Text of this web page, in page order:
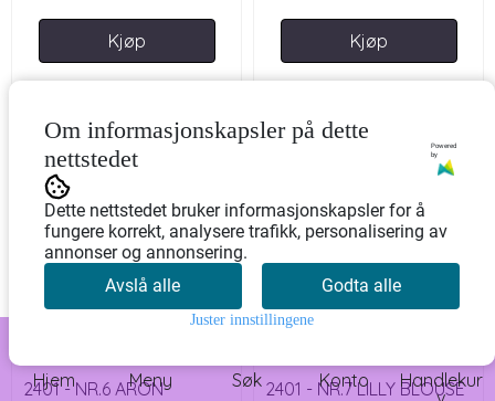
Hjem Meny Søk Konto
Handlekur
Kjøp Kjøp
-30%
2401 - NR.6 ARON 2401 - NR.7 LILLY BLOUSE
Om informasjonskapsler på dette
nettstedet
Powered
by
Dette nettstedet bruker informasjonskapsler for å
fungere korrekt, analysere trafikk, personalisering av
annonser og annonsering.
Avslå alle
Godta alle
Juster innstillingene